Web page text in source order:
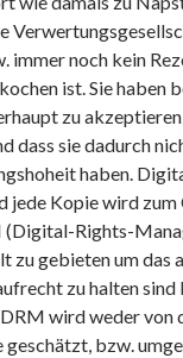
immer noch kein
ist. Sie haben
zu
dass sie dadurch
haben.
jede Kopie wird
(Digital-Rights-
zu gebieten um das
zu halten sind
wird weder von
geschätzt, bzw.